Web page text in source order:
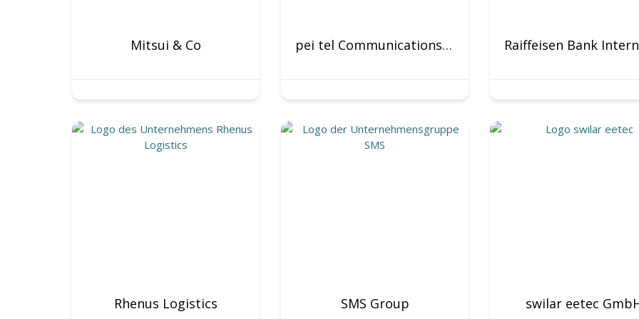
Mitsui & Co pei tel Communications GmbH
Rhenus Logistics SMS Group swilar eetec